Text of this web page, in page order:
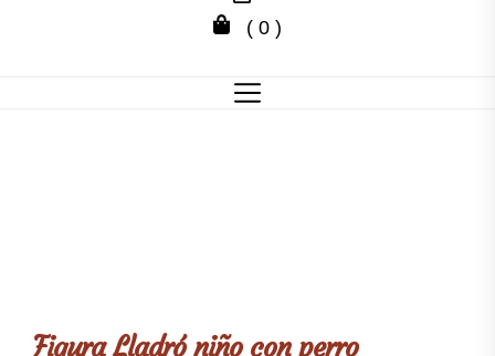
( 0 )
Figura Lladró niño con perro